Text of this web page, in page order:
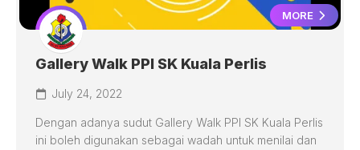
MORE
Gallery Walk PPI SK Kuala Perlis
July 24, 2022
Dengan adanya sudut Gallery Walk PPI SK Kuala Perlis
ini boleh digunakan sebagai wadah untuk menilai dan